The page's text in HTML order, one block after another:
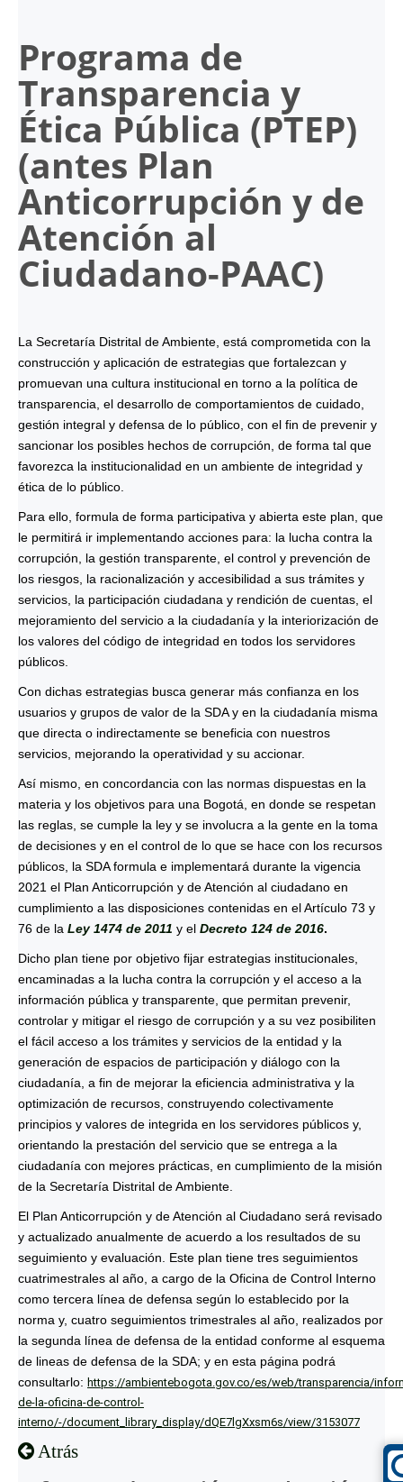
Programa de
Transparencia y
Ética Pública (PTEP)
(antes Plan
Anticorrupción y de
Atención al
Ciudadano-PAAC)
La Secretaría Distrital de Ambiente, está comprometida con la
construcción y aplicación de estrategias que fortalezcan y
promuevan una cultura institucional en torno a la política de
transparencia, el desarrollo de comportamientos de cuidado,
gestión integral y defensa de lo público, con el fin de prevenir y
sancionar los posibles hechos de corrupción, de forma tal que
favorezca la institucionalidad en un ambiente de integridad y
ética de lo público.
Para ello, formula de forma participativa y abierta este plan, que
le permitirá ir implementando acciones para: la lucha contra la
corrupción, la gestión transparente, el control y prevención de
los riesgos, la racionalización y accesibilidad a sus trámites y
servicios, la participación ciudadana y rendición de cuentas, el
mejoramiento del servicio a la ciudadanía y la interiorización de
los valores del código de integridad en todos los servidores
públicos.
Con dichas estrategias busca generar más confianza en los
usuarios y grupos de valor de la SDA y en la ciudadanía misma
que directa o indirectamente se beneficia con nuestros
servicios, mejorando la operatividad y su accionar.
Así mismo, en concordancia con las normas dispuestas en la
materia y los objetivos para una Bogotá, en donde se respetan
las reglas, se cumple la ley y se involucra a la gente en la toma
de decisiones y en el control de lo que se hace con los recursos
públicos, la SDA formula e implementará durante la vigencia
2021 el Plan Anticorrupción y de Atención al ciudadano en
cumplimiento a las disposiciones contenidas en el Artículo 73 y
76 de la Ley 1474 de 2011 y el Decreto 124 de 2016.
Dicho plan tiene por objetivo fijar estrategias institucionales,
encaminadas a la lucha contra la corrupción y el acceso a la
información pública y transparente, que permitan prevenir,
controlar y mitigar el riesgo de corrupción y a su vez posibiliten
el fácil acceso a los trámites y servicios de la entidad y la
generación de espacios de participación y diálogo con la
ciudadanía, a fin de mejorar la eficiencia administrativa y la
optimización de recursos, construyendo colectivamente
principios y valores de integrida en los servidores públicos y,
orientando la prestación del servicio que se entrega a la
ciudadanía con mejores prácticas, en cumplimiento de la misión
de la Secretaría Distrital de Ambiente.
El Plan Anticorrupción y de Atención al Ciudadano será revisado
y actualizado anualmente de acuerdo a los resultados de su
seguimiento y evaluación. Este plan tiene tres seguimientos
cuatrimestrales al año, a cargo de la Oficina de Control Interno
como tercera línea de defensa según lo establecido por la
norma y, cuatro seguimientos trimestrales al año, realizados por
la segunda línea de defensa de la entidad conforme al esquema
de lineas de defensa de la SDA; y en esta página podrá
consultarlo: https://ambientebogota.gov.co/es/web/transparencia/
de-la-oficina-de-control-
interno/-/document_library_display/dQE7lgXxsm6s/view/3153077
Atrás